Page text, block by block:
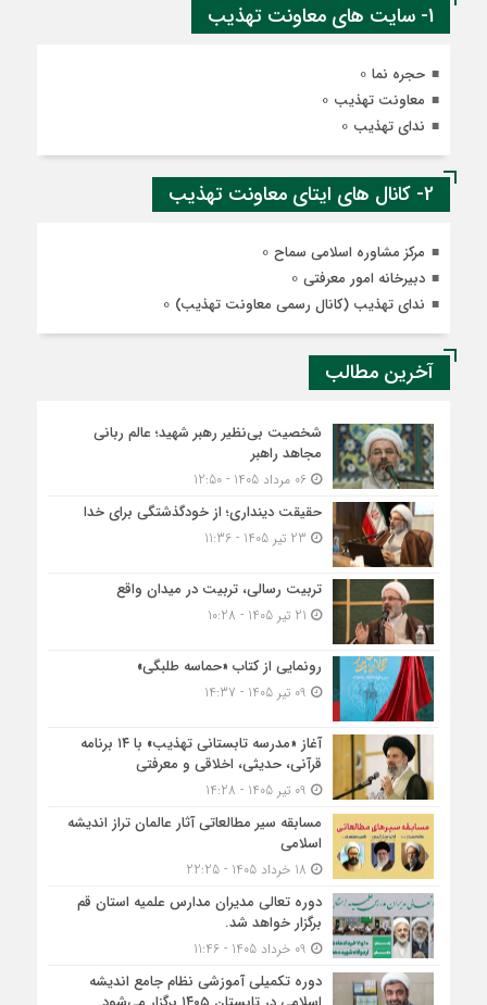
1- سایت های معاونت تهذیب
حجره نما
معاونت تهذیب
ندای تهذیب
2- کانال های ایتای معاونت تهذیب
مرکز مشاوره اسلامی سماح
دبیرخانه امور معرفتی
ندای تهذیب (کانال رسمی معاونت تهذیب)
آخرین مطالب
شخصیت بی‌نظیر رهبر شهید؛ عالم ربانی
مجاهد راهبر
06 مرداد 1405 - 12:50
حقیقت دینداری؛ از خودگذشتگی برای خدا
تربیت رسالی، تربیت در میدان واقع
رونمایی از کتاب «حماسه طلبگی»
آغاز «مدرسه تابستانی تهذیب» با ۱۴ برنامه
قرآنی، حدیثی، اخلاقی و معرفتی
مسابقه سیر مطالعاتی آثار عالمان تراز اندیشه
اسلامی
دوره تعالی مدیران مدارس علمیه استان قم
برگزار خواهد شد.
دوره تکمیلی آموزشی نظام جامع اندیشه